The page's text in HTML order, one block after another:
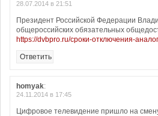
28.07.2014 в 21:51
Президент Российской Федерации
общероссийских обязательных
https://dvbpro.ru/сроки-отключения-
Ответить
homyak:
24.11.2014 в 17:45
Цифровое телевидение пришло на